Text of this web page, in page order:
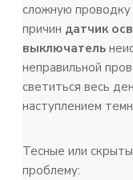
сложную проводку
причин датчик
выключатель
неправильной
светиться весь
наступлением
Тесные или
проблему: